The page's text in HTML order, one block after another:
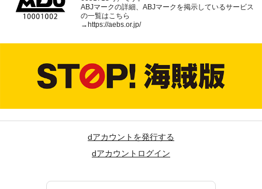
ABJマークの詳細、ABJマークを掲示しているサービス
の一覧はこちら
→ https://aebs.or.jp/
dアカウントを発行する
dアカウントログイン